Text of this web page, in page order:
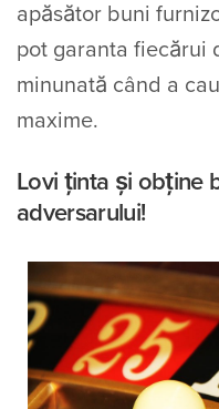
apăsător buni
pot garanta fiecărui
minunată când a
maxime.
Lovi ținta și obține
adversarului!